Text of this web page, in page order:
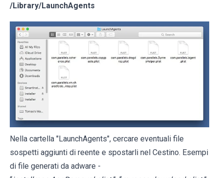
/Library/LaunchAgents
Nella cartella "LaunchAgents", cercare eventuali file
sospetti aggiunti di reente e spostarli nel Cestino. Esempi
di file generati da adware -